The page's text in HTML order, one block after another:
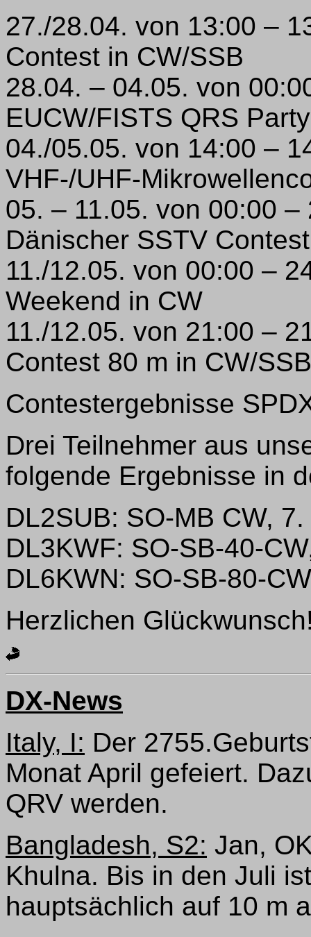
27./28.04. von 13:00 –
Contest in CW/SSB
28.04. – 04.05. von
EUCW/FISTS QRS
04./05.05. von 14:00 –
VHF-/UHF-
05. – 11.05. von 00:00
Dänischer SSTV
11./12.05. von 00:00 –
Weekend in CW
11./12.05. von 21:00 –
Contest 80 m in CW/
Contestergebnisse
Drei Teilnehmer aus
folgende Ergebnisse in
DL2SUB: SO-MB CW,
DL3KWF: SO-SB-40-
DL6KWN: SO-SB-80-
Herzlichen
DX-News
Italy, I: Der
Monat April gefeiert.
QRV werden.
Bangladesh, S2: Jan,
Khulna. Bis in den Juli
hauptsächlich auf 10 m